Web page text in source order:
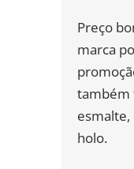
Preço
marca
também
esmalte,
holo.